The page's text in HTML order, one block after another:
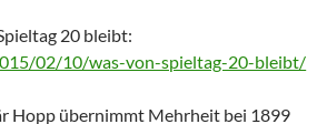
20 bleibt:
02/10/was-von-spieltag-20-bleibt/
Hopp übernimmt Mehrheit bei 1899